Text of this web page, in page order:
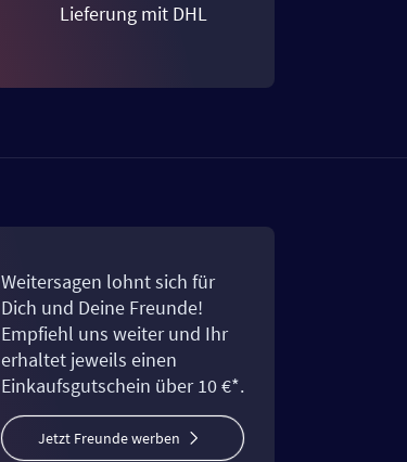
Lieferung mit DHL
Weitersagen lohnt sich für
Dich und Deine Freunde!
Empfiehl uns weiter und Ihr
erhaltet jeweils einen
Einkaufsgutschein über 10 €*.
Jetzt Freunde werben